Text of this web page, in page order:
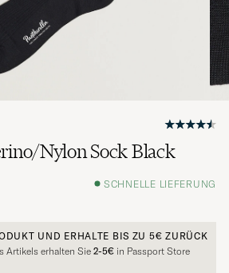
Nylon Sock Black
SCHNELLE LIEFERUNG
UND ERHALTE BIS ZU 5€ ZURÜCK
Artikels erhalten Sie2-5€ in Passport Store